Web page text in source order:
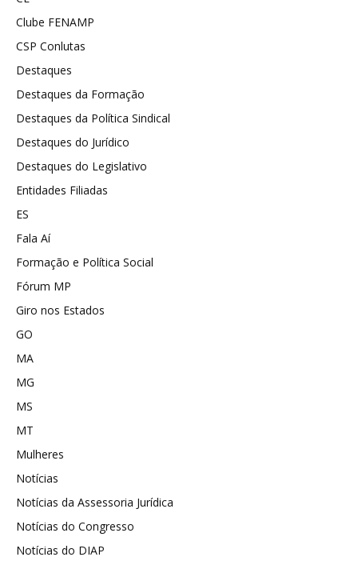
Clube FENAMP
CSP Conlutas
Destaques
Destaques da Formação
Destaques da Política Sindical
Destaques do Jurídico
Destaques do Legislativo
Entidades Filiadas
ES
Fala Aí
Formação e Política Social
Fórum MP
Giro nos Estados
GO
MA
MG
MS
MT
Mulheres
Notícias
Notícias da Assessoria Jurídica
Notícias do Congresso
Notícias do DIAP